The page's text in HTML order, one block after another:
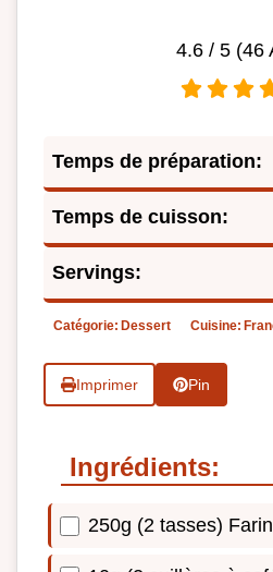
4.6/ 5 (46
Temps de préparation:
Temps de cuisson:
Servings:
Catégorie: Dessert Cuisine:
Imprimer Pin
Ingrédients:
250g (2 tasses)